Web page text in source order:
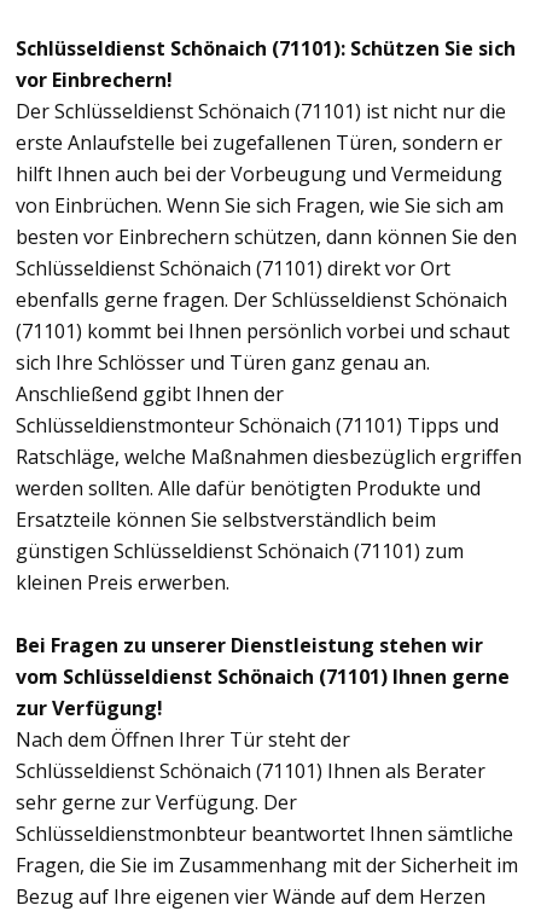
Schlüsseldienst Schönaich (71101): Schützen Sie sich
vor Einbrechern!
Der Schlüsseldienst Schönaich (71101) ist nicht nur die
erste Anlaufstelle bei zugefallenen Türen, sondern er
hilft Ihnen auch bei der Vorbeugung und Vermeidung
von Einbrüchen. Wenn Sie sich Fragen, wie Sie sich am
besten vor Einbrechern schützen, dann können Sie den
Schlüsseldienst Schönaich (71101) direkt vor Ort
ebenfalls gerne fragen. Der Schlüsseldienst Schönaich
(71101) kommt bei Ihnen persönlich vorbei und schaut
sich Ihre Schlösser und Türen ganz genau an.
Anschließend ggibt Ihnen der
Schlüsseldienstmonteur Schönaich (71101) Tipps und
Ratschläge, welche Maßnahmen diesbezüglich ergriffen
werden sollten. Alle dafür benötigten Produkte und
Ersatzteile können Sie selbstverständlich beim
günstigen Schlüsseldienst Schönaich (71101) zum
kleinen Preis erwerben.
Bei Fragen zu unserer Dienstleistung stehen wir
vom Schlüsseldienst Schönaich (71101) Ihnen gerne
zur Verfügung!
Nach dem Öffnen Ihrer Tür steht der
Schlüsseldienst Schönaich (71101) Ihnen als Berater
sehr gerne zur Verfügung. Der
Schlüsseldienstmonbteur beantwortet Ihnen sämtliche
Fragen, die Sie im Zusammenhang mit der Sicherheit im
Bezug auf Ihre eigenen vier Wände auf dem Herzen